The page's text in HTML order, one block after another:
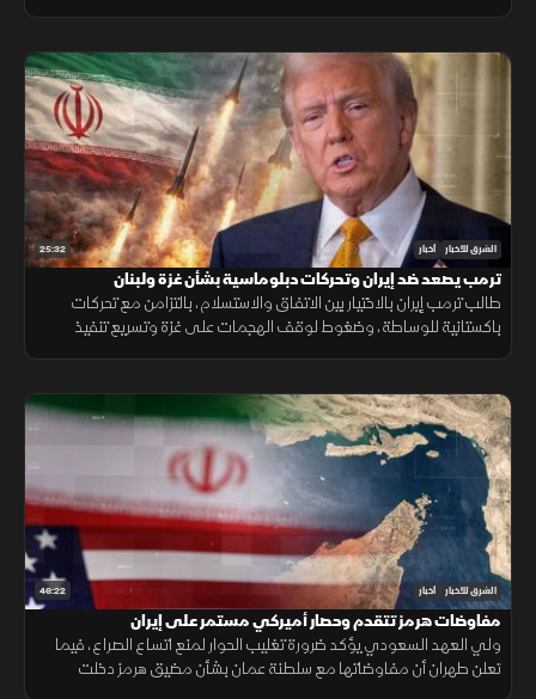
25:32 الشرق للأخبار أخبار
ترمب يصعد ضد إيران وتحركات دبلوماسية بشأن غزة ولبنان
طالب ترمب إيران بالاختيار بين الاتفاق والاستسلام، بالتزامن مع تحركات
باكستانية للوساطة، وضغوط لوقف الهجمات على غزة وتسريع تنفيذ
46:22 الشرق للأخبار أخبار
مفاوضات هرمز تتقدم وحصار أميركي مستمر على إيران
ولي العهد السعودي يؤكد ضرورة تغليب الحوار لمنع اتساع الصراع، فيما
تعلن طهران أن مفاوضاتها مع سلطنة عمان بشأن مضيق هرمز دخلت